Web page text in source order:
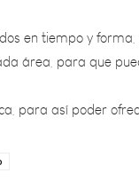
área, para que
para así poder